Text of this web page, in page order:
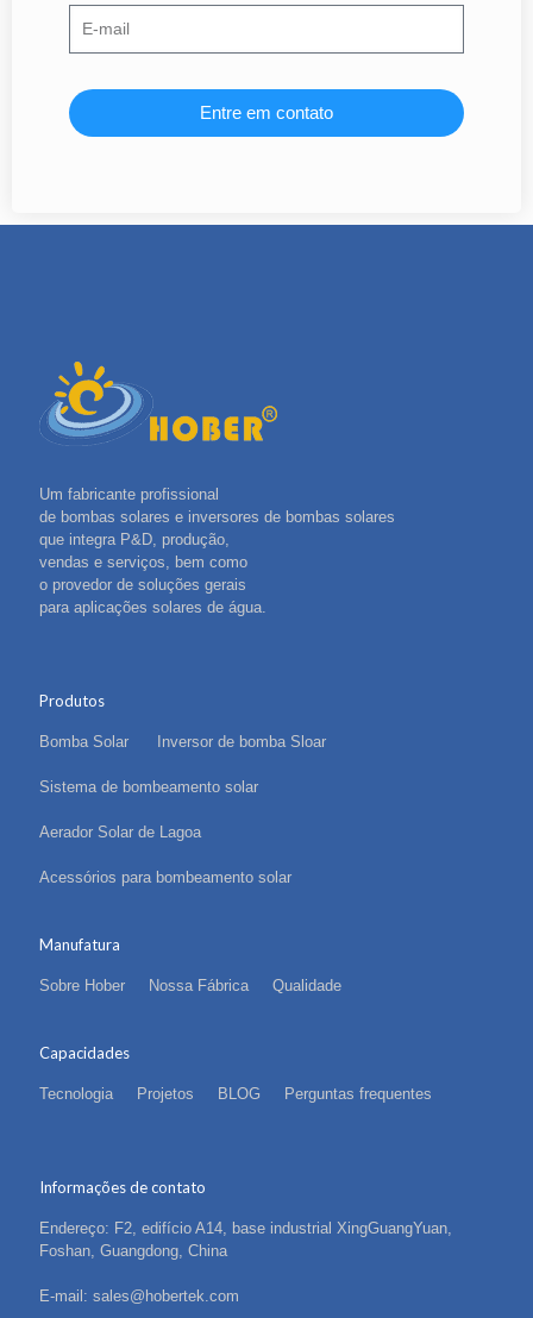
Entre em contato
Um fabricante profissional
de bombas solares e inversores de bombas solares
que integra P&D, produção,
vendas e serviços, bem como
o provedor de soluções gerais
para aplicações solares de água.
Produtos
Bomba Solar Inversor de bomba Sloar
Sistema de bombeamento solar
Aerador Solar de Lagoa
Acessórios para bombeamento solar
Manufatura
Sobre Hober Nossa Fábrica Qualidade
Capacidades
Tecnologia Projetos BLOG Perguntas frequentes
Informações de contato
Endereço: F2, edifício A14, base industrial XingGuangYuan,
Foshan, Guangdong, China
E-mail: sales@hobertek.com